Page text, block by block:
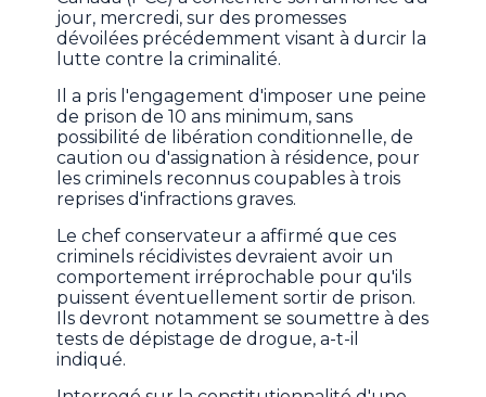
jour, mercredi, sur des promesses
dévoilées précédemment visant à durcir la
lutte contre la criminalité.
Il a pris l'engagement d'imposer une peine
de prison de 10 ans minimum, sans
possibilité de libération conditionnelle, de
caution ou d'assignation à résidence, pour
les criminels reconnus coupables à trois
reprises d'infractions graves.
Le chef conservateur a affirmé que ces
criminels récidivistes devraient avoir un
comportement irréprochable pour qu'ils
puissent éventuellement sortir de prison.
Ils devront notamment se soumettre à des
tests de dépistage de drogue, a-t-il
indiqué.